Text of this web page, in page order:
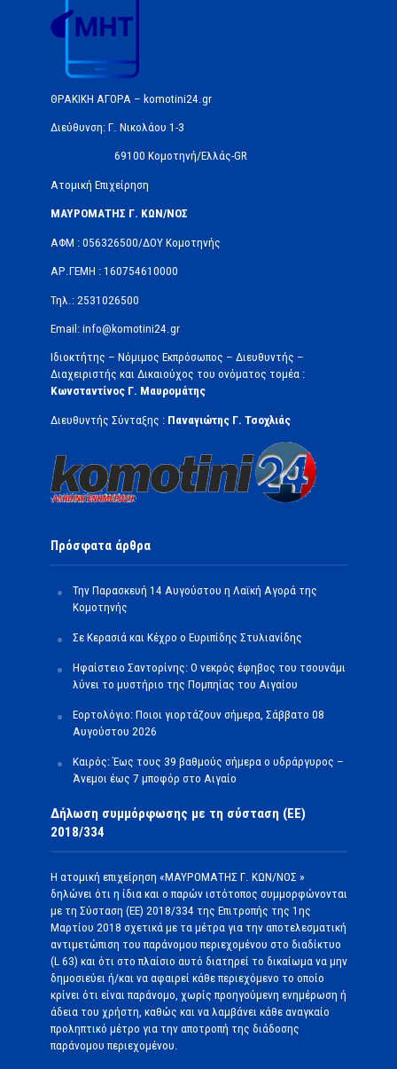
ΘΡΑΚΙΚΗ ΑΓΟΡΑ – komotini24.gr
Διεύθυνση: Γ. Νικολάου 1-3
69100 Κομοτηνή/Ελλάς-GR
Ατομική Επιχείρηση
ΜΑΥΡΟΜΑΤΗΣ Γ. ΚΩΝ/ΝΟΣ
ΑΦΜ : 056326500/ΔOΥ Κομοτηνής
ΑΡ.ΓΕΜΗ : 160754610000
Τηλ.: 2531026500
Email: info@komotini24.gr
Ιδιοκτήτης – Νόμιμος Εκπρόσωπος – Διευθυντής –
Διαχειριστής και Δικαιούχος του ονόματος τομέα :
Κωνσταντίνος Γ. Μαυρομάτης
Διευθυντής Σύνταξης : Παναγιώτης Γ. Τσοχλιάς
Πρόσφατα άρθρα
Την Παρασκευή 14 Αυγούστου η Λαϊκή Αγορά της
Κομοτηνής
Σε Κερασιά και Κέχρο ο Ευριπίδης Στυλιανίδης
Ηφαίστειο Σαντορίνης: Ο νεκρός έφηβος του τσουνάμι
λύνει το μυστήριο της Πομπηίας του Αιγαίου
Εορτολόγιο: Ποιοι γιορτάζουν σήμερα, Σάββατο 08
Αυγούστου 2026
Καιρός: Έως τους 39 βαθμούς σήμερα ο υδράργυρος –
Άνεμοι έως 7 μποφόρ στο Αιγαίο
Δήλωση συμμόρφωσης με τη σύσταση (ΕΕ)
2018/334
Η ατομική επιχείρηση «ΜΑΥΡΟΜΑΤΗΣ Γ. ΚΩΝ/ΝΟΣ »
δηλώνει ότι η ίδια και ο παρών ιστότοπος συμμορφώνονται
με τη Σύσταση (ΕΕ) 2018/334 της Επιτροπής της 1ης
Μαρτίου 2018 σχετικά με τα μέτρα για την αποτελεσματική
αντιμετώπιση του παράνομου περιεχομένου στο διαδίκτυο
(L 63) και ότι στο πλαίσιο αυτό διατηρεί το δικαίωμα να μην
δημοσιεύει ή/και να αφαιρεί κάθε περιεχόμενο το οποίο
κρίνει ότι είναι παράνομο, χωρίς προηγούμενη ενημέρωση ή
άδεια του χρήστη, καθώς και να λαμβάνει κάθε αναγκαίο
προληπτικό μέτρο για την αποτροπή της διάδοσης
παράνομου περιεχομένου.